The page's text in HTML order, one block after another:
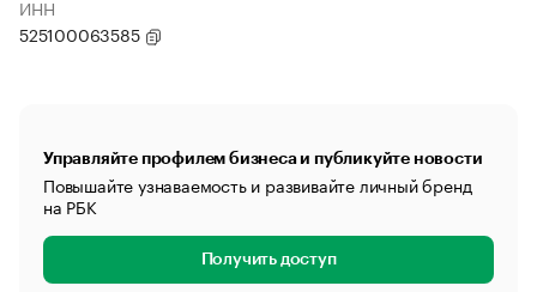
ИНН
525100063585
Управляйте профилем бизнеса и публикуйте новости
Повышайте узнаваемость и развивайте личный бренд
на РБК
Получить доступ